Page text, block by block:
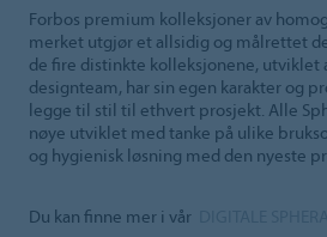
Forbos premium kolleksjoner av
merket utgjør et allsidig og målrettet
de fire distinkte kolleksjonene, utviklet
designteam, har sin egen karakter og
legge til stil til ethvert prosjekt. Alle
nøye utviklet med tanke på ulike
og hygienisk løsning med den nyeste
Du kan finne mer i vår